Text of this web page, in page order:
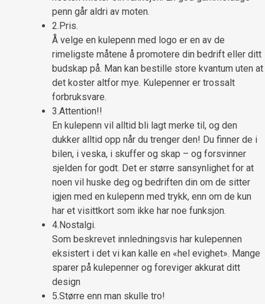
penn går aldri av moten.
2.Pris.
Å velge en kulepenn med logo er en av de
rimeligste måtene å promotere din bedrift eller ditt
budskap på. Man kan bestille store kvantum uten at
det koster altfor mye. Kulepenner er trossalt
forbruksvare.
3.Attention!!
En kulepenn vil alltid bli lagt merke til, og den
dukker alltid opp når du trenger den! Du finner de i
bilen, i veska, i skuffer og skap – og forsvinner
sjelden for godt. Det er større sansynlighet for at
noen vil huske deg og bedriften din om de sitter
igjen med en kulepenn med trykk, enn om de kun
har et visittkort som ikke har noe funksjon.
4.Nostalgi.
Som beskrevet innledningsvis har kulepennen
eksistert i det vi kan kalle en «hel evighet». Mange
sparer på kulepenner og foreviger akkurat ditt
design
5.Større enn man skulle tro!